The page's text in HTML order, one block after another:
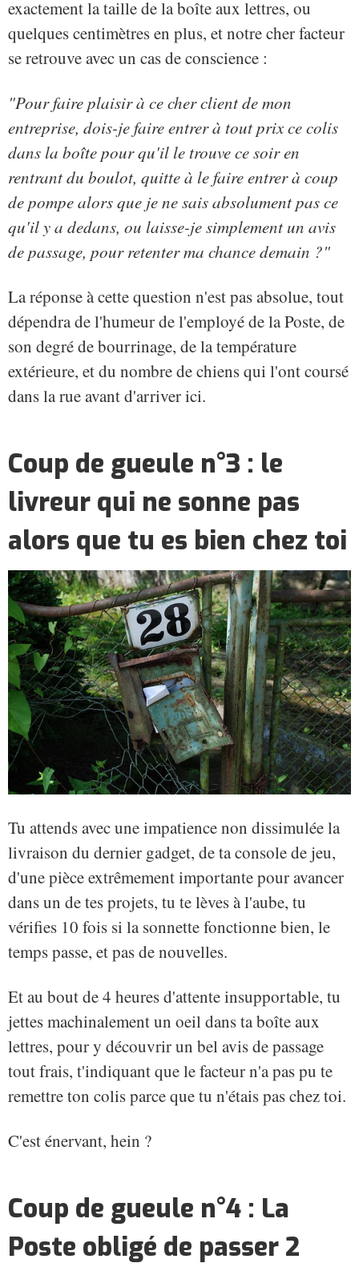
exactement la taille de la boîte aux lettres, ou
quelques centimètres en plus, et notre cher facteur
se retrouve avec un cas de conscience :
"Pour faire plaisir à ce cher client de mon
entreprise, dois-je faire entrer à tout prix ce colis
dans la boîte pour qu'il le trouve ce soir en
rentrant du boulot, quitte à le faire entrer à coup
de pompe alors que je ne sais absolument pas ce
qu'il y a dedans, ou laisse-je simplement un avis
de passage, pour retenter ma chance demain ?"
La réponse à cette question n'est pas absolue, tout
dépendra de l'humeur de l'employé de la Poste, de
son degré de bourrinage, de la température
extérieure, et du nombre de chiens qui l'ont coursé
dans la rue avant d'arriver ici.
Coup de gueule n°3 : le
livreur qui ne sonne pas
alors que tu es bien chez toi
Tu attends avec une impatience non dissimulée la
livraison du dernier gadget, de ta console de jeu,
d'une pièce extrêmement importante pour avancer
dans un de tes projets, tu te lèves à l'aube, tu
vérifies 10 fois si la sonnette fonctionne bien, le
temps passe, et pas de nouvelles.
Et au bout de 4 heures d'attente insupportable, tu
jettes machinalement un oeil dans ta boîte aux
lettres, pour y découvrir un bel avis de passage
tout frais, t'indiquant que le facteur n'a pas pu te
remettre ton colis parce que tu n'étais pas chez toi.
C'est énervant, hein ?
Coup de gueule n°4 : La
Poste obligé de passer 2